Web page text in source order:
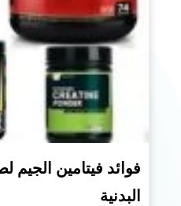
فوائد فيتامين الجيم
البدنية